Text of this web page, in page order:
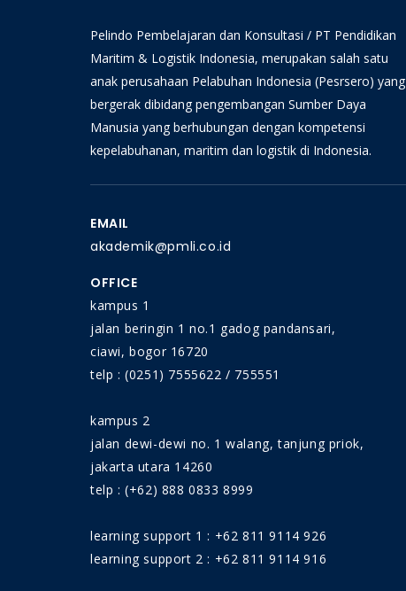
Pelindo Pembelajaran dan Konsultasi / PT Pendidikan
Maritim & Logistik Indonesia, merupakan salah satu
anak perusahaan Pelabuhan Indonesia (Pesrsero) yang
bergerak dibidang pengembangan Sumber Daya
Manusia yang berhubungan dengan kompetensi
kepelabuhanan, maritim dan logistik di Indonesia.
EMAIL
akademik@pmli.co.id
OFFICE
kampus 1
jalan beringin 1 no.1 gadog pandansari,
ciawi, bogor 16720
telp : (0251) 7555622 / 755551
kampus 2
jalan dewi-dewi no. 1 walang, tanjung priok,
jakarta utara 14260
telp : (+62) 888 0833 8999
learning support 1 : +62 811 9114 926
learning support 2 : +62 811 9114 916